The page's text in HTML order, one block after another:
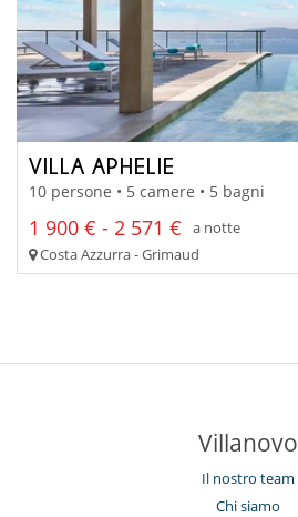
VILLA APHELIE
10 persone • 5 camere • 5 bagni
1 900 € - 2 571 €
a notte
Costa Azzurra - Grimaud
Villanovo
Il nostro team
Chi siamo